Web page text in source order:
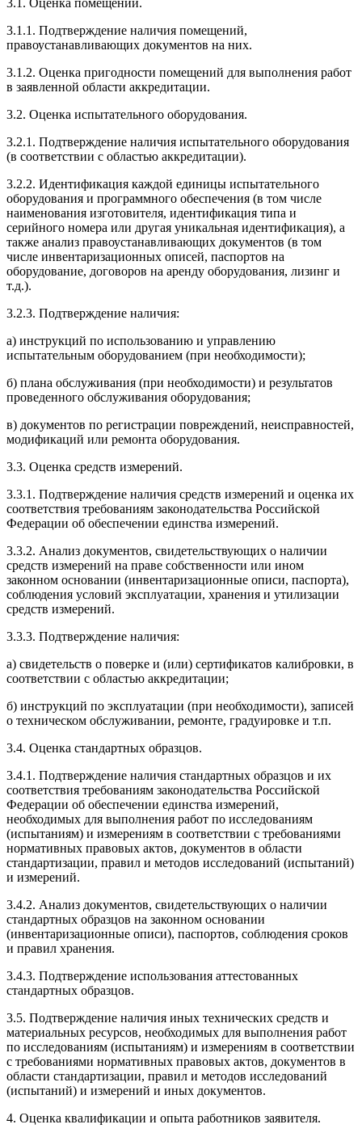
3.1.1. Подтверждение наличия помещений,
правоустанавливающих документов на них.
3.1.2. Оценка пригодности помещений для выполнения работ
в заявленной области аккредитации.
3.2. Оценка испытательного оборудования.
3.2.1. Подтверждение наличия испытательного оборудования
(в соответствии с областью аккредитации).
3.2.2. Идентификация каждой единицы испытательного
оборудования и программного обеспечения (в том числе
наименования изготовителя, идентификация типа и
серийного номера или другая уникальная идентификация), а
также анализ правоустанавливающих документов (в том
числе инвентаризационных описей, паспортов на
оборудование, договоров на аренду оборудования, лизинг и
т.д.).
3.2.3. Подтверждение наличия:
а) инструкций по использованию и управлению
испытательным оборудованием (при необходимости);
б) плана обслуживания (при необходимости) и результатов
проведенного обслуживания оборудования;
в) документов по регистрации повреждений, неисправностей,
модификаций или ремонта оборудования.
3.3. Оценка средств измерений.
3.3.1. Подтверждение наличия средств измерений и оценка их
соответствия требованиям законодательства Российской
Федерации об обеспечении единства измерений.
3.3.2. Анализ документов, свидетельствующих о наличии
средств измерений на праве собственности или ином
законном основании (инвентаризационные описи, паспорта),
соблюдения условий эксплуатации, хранения и утилизации
средств измерений.
3.3.3. Подтверждение наличия:
а) свидетельств о поверке и (или) сертификатов калибровки, в
соответствии с областью аккредитации;
б) инструкций по эксплуатации (при необходимости), записей
о техническом обслуживании, ремонте, градуировке и т.п.
3.4. Оценка стандартных образцов.
3.4.1. Подтверждение наличия стандартных образцов и их
соответствия требованиям законодательства Российской
Федерации об обеспечении единства измерений,
необходимых для выполнения работ по исследованиям
(испытаниям) и измерениям в соответствии с требованиями
нормативных правовых актов, документов в области
стандартизации, правил и методов исследований (испытаний)
и измерений.
3.4.2. Анализ документов, свидетельствующих о наличии
стандартных образцов на законном основании
(инвентаризационные описи), паспортов, соблюдения сроков
и правил хранения.
3.4.3. Подтверждение использования аттестованных
стандартных образцов.
3.5. Подтверждение наличия иных технических средств и
материальных ресурсов, необходимых для выполнения работ
по исследованиям (испытаниям) и измерениям в соответствии
с требованиями нормативных правовых актов, документов в
области стандартизации, правил и методов исследований
(испытаний) и измерений и иных документов.
4. Оценка квалификации и опыта работников заявителя.